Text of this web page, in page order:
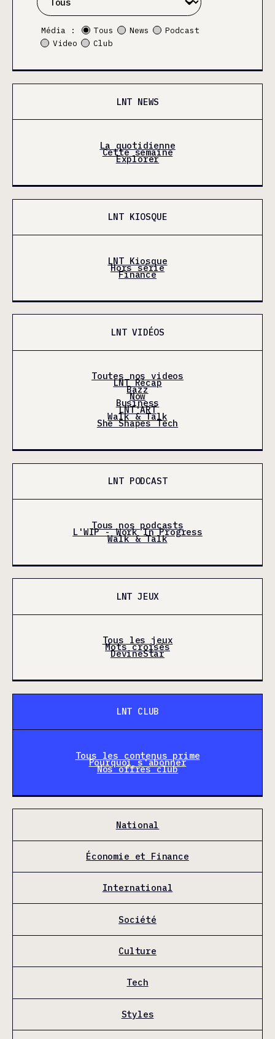
Média : Tous News
Podcast
Video
Club
LNT NEWS
La quotidienne
Cette semaine
Explorer
LNT KIOSQUE
LNT Kiosque
Hors série
Finance
LNT VIDÉOS
Toutes nos videos
LNT Récap
Bazz
Now
Business
LNT'ART
Walk & Talk
She Shapes Tech
LNT PODCAST
Tous nos podcasts
L'WIP - Work In Progress
Walk & Talk
LNT JEUX
Tous les jeux
Mots croisés
DevineStar
LNT CLUB
Tous les contenus prime
Pourquoi s'abonner
Nos offres club
National
Économie et Finance
International
Société
Culture
Tech
Styles